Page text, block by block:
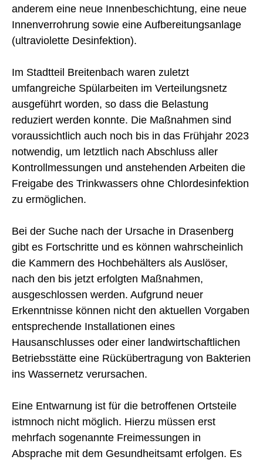
anderem eine neue Innenbeschichtung, eine neue
Innenverrohrung sowie eine Aufbereitungsanlage
(ultraviolette Desinfektion).
Im Stadtteil Breitenbach waren zuletzt
umfangreiche Spülarbeiten im Verteilungsnetz
ausgeführt worden, so dass die Belastung
reduziert werden konnte. Die Maßnahmen sind
voraussichtlich auch noch bis in das Frühjahr 2023
notwendig, um letztlich nach Abschluss aller
Kontrollmessungen und anstehenden Arbeiten die
Freigabe des Trinkwassers ohne Chlordesinfektion
zu ermöglichen.
Bei der Suche nach der Ursache in Drasenberg
gibt es Fortschritte und es können wahrscheinlich
die Kammern des Hochbehälters als Auslöser,
nach den bis jetzt erfolgten Maßnahmen,
ausgeschlossen werden. Aufgrund neuer
Erkenntnisse können nicht den aktuellen Vorgaben
entsprechende Installationen eines
Hausanschlusses oder einer landwirtschaftlichen
Betriebsstätte eine Rückübertragung von Bakterien
ins Wassernetz verursachen.
Eine Entwarnung ist für die betroffenen Ortsteile
istmnoch nicht möglich. Hierzu müssen erst
mehrfach sogenannte Freimessungen in
Absprache mit dem Gesundheitsamt erfolgen. Es